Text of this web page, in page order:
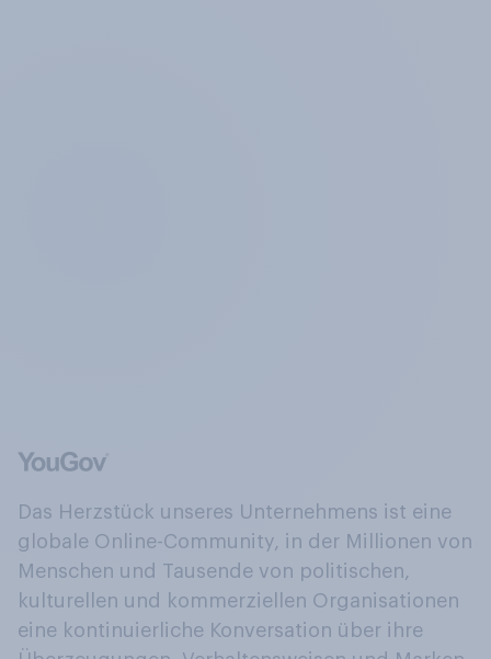
Das Herzstück unseres Unternehmens ist eine
globale Online-Community, in der Millionen von
Menschen und Tausende von politischen,
kulturellen und kommerziellen Organisationen
eine kontinuierliche Konversation über ihre